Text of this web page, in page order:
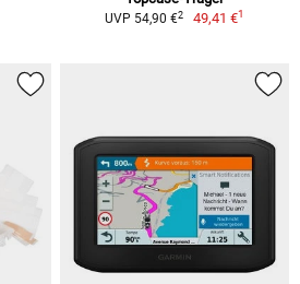
UVP 54,90 €2 49,41 €1